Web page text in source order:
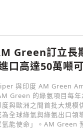
Green訂立長
口高達50萬噸
與印度 AM Green
Green 的綠氨項目每
與歐洲之間首批大規模
全球綠氫與綠氨出口領
氫能使命」。AM Green